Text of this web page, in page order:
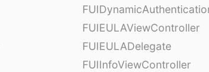
FUIEULAViewController
FUIEULADelegate
FUIInfoViewController